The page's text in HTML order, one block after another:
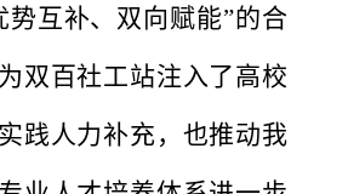
势互补、双向赋能”的合
双百社工站注入了高校
践人力补充，也推动我